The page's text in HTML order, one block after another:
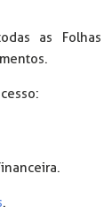
as
.